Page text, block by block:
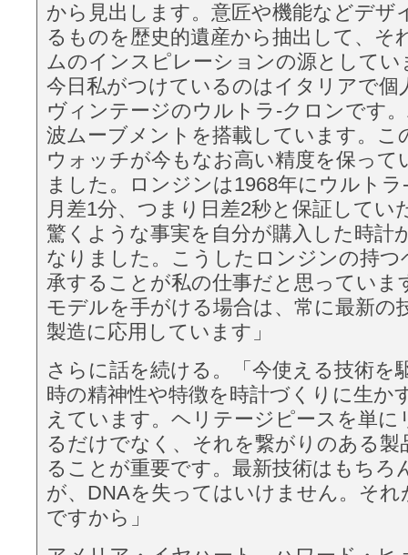
から見出します。意匠や機能などデザ
るものを歴史的遺産から抽出して、そ
ムのインスピレーションの源としてい
今日私がつけているのはイタリアで個
ヴィンテージのウルトラ-クロンです
波ムーブメントを搭載しています。こ
ウォッチが今もなお高い精度を保って
ました。ロンジンは1968年にウルト
月差1分、つまり日差2秒と保証してい
驚くような事実を自分が購入した時計
なりました。こうしたロンジンの持つ
承することが私の仕事だと思っていま
モデルを手がける場合は、常に最新の
製造に応用しています」
さらに話を続ける。「今使える技術を
時の精神性や特徴を時計づくりに生か
えています。ヘリテージピースを単
るだけでなく、それを繋がりのある製
ることが重要です。最新技術はもちろ
が、DNAを失ってはいけません。それ
ですから」